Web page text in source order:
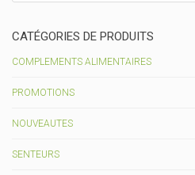
CATÉGORIES DE PRODUITS
COMPLEMENTS ALIMENTAIRES
PROMOTIONS
NOUVEAUTES
SENTEURS